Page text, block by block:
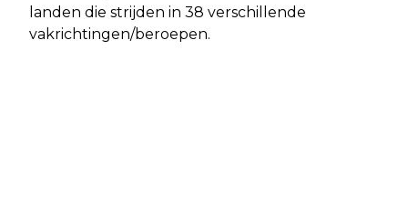
landen die strijden in 38 verschillende
vakrichtingen/beroepen.